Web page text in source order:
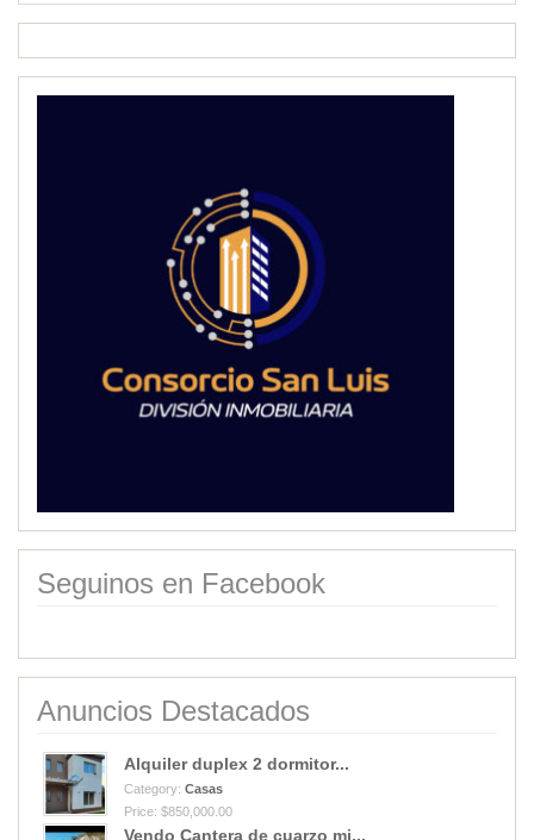
Seguinos en Facebook
Anuncios Destacados
Alquiler duplex 2 dormitor...
Category: Casas
Price: $850,000.00
Vendo Cantera de cuarzo mi...